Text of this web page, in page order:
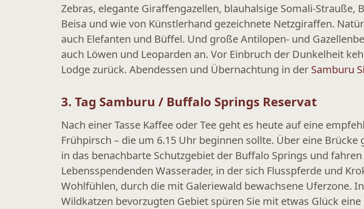
Zebras, elegante Giraffengazellen, blauhalsige Somali-Strauße,
Beisa und wie von Künstlerhand gezeichnete Netzgiraffen.
auch Elefanten und Büffel. Und große Antilopen- und
auch Löwen und Leoparden an. Vor Einbruch der Dunkelheit
Lodge zurück. Abendessen und Übernachtung in der Samburu
3. Tag Samburu / Buffalo Springs Reservat
Nach einer Tasse Kaffee oder Tee geht es heute auf eine
Frühpirsch – die um 6.15 Uhr beginnen sollte. Über eine Brücke
in das benachbarte Schutzgebiet der Buffalo Springs und
Lebensspendenden Wasserader, in der sich Flusspferde und
Wohlfühlen, durch die mit Galeriewald bewachsene Uferzone.
Wildkatzen bevorzugten Gebiet spüren Sie mit etwas Glück